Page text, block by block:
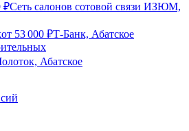
₽Сеть салонов сотовой связи ИЗЮМ,
от 53 000 ₽Т-Банк, Абатское
Абатское